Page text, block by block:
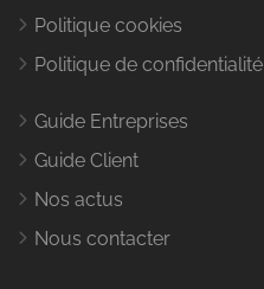
Politique cookies
Politique de confidentialité
Guide Entreprises
Guide Client
Nos actus
Nous contacter